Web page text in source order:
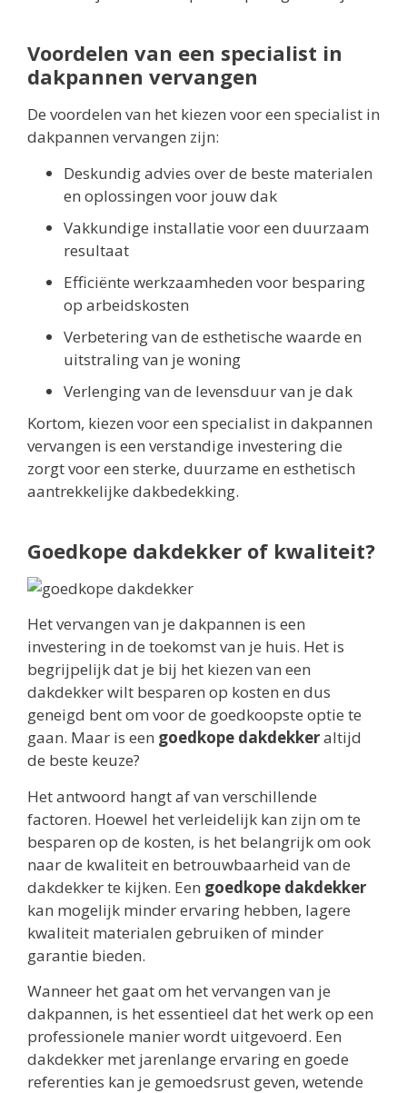
Voordelen van een specialist in
dakpannen vervangen
De voordelen van het kiezen voor een specialist in
dakpannen vervangen zijn:
Deskundig advies over de beste materialen
en oplossingen voor jouw dak
Vakkundige installatie voor een duurzaam
resultaat
Efficiënte werkzaamheden voor besparing
op arbeidskosten
Verbetering van de esthetische waarde en
uitstraling van je woning
Verlenging van de levensduur van je dak
Kortom, kiezen voor een specialist in dakpannen
vervangen is een verstandige investering die
zorgt voor een sterke, duurzame en esthetisch
aantrekkelijke dakbedekking.
Goedkope dakdekker of kwaliteit?
Het vervangen van je dakpannen is een
investering in de toekomst van je huis. Het is
begrijpelijk dat je bij het kiezen van een
dakdekker wilt besparen op kosten en dus
geneigd bent om voor de goedkoopste optie te
gaan. Maar is een goedkope dakdekkeraltijd
de beste keuze?
Het antwoord hangt af van verschillende
factoren. Hoewel het verleidelijk kan zijn om te
besparen op de kosten, is het belangrijk om ook
naar de kwaliteit en betrouwbaarheid van de
dakdekker te kijken. Een goedkope dakdekker
kan mogelijk minder ervaring hebben, lagere
kwaliteit materialen gebruiken of minder
garantie bieden.
Wanneer het gaat om het vervangen van je
dakpannen, is het essentieel dat het werk op een
professionele manier wordt uitgevoerd. Een
dakdekker met jarenlange ervaring en goede
referenties kan je gemoedsrust geven, wetende